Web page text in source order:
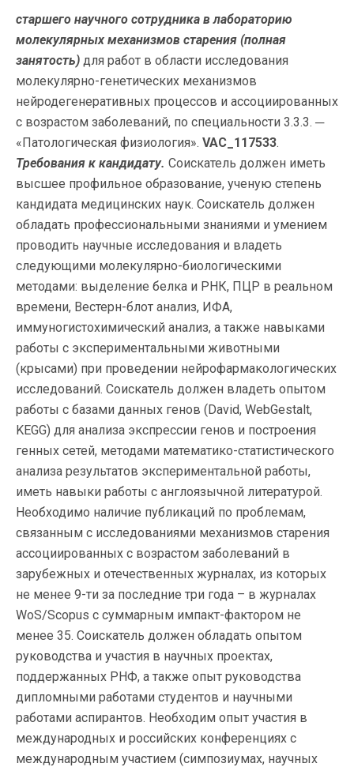
старшего научного сотрудника в лабораторию
молекулярных механизмов старения (полная
занятость) для работ в области исследования
молекулярно-генетических механизмов
нейродегенеративных процессов и ассоциированных
с возрастом заболеваний, по специальности 3.3.3. ─
«Патологическая физиология». VAC_117533.
Требования к кандидату. Соискатель должен иметь
высшее профильное образование, ученую степень
кандидата медицинских наук. Соискатель должен
обладать профессиональными знаниями и умением
проводить научные исследования и владеть
следующими молекулярно-биологическими
методами: выделение белка и РНК, ПЦР в реальном
времени, Вестерн-блот анализ, ИФА,
иммуногистохимический анализ, а также навыками
работы с экспериментальными животными
(крысами) при проведении нейрофармакологических
исследований. Соискатель должен владеть опытом
работы с базами данных генов (David, WebGestalt,
KEGG) для анализа экспрессии генов и построения
генных сетей, методами математико-статистического
анализа результатов экспериментальной работы,
иметь навыки работы с англоязычной литературой.
Необходимо наличие публикаций по проблемам,
связанным с исследованиями механизмов старения
ассоциированных с возрастом заболеваний в
зарубежных и отечественных журналах, из которых
не менее 9-ти за последние три года – в журналах
WoS/Scopus с суммарным импакт-фактором не
менее 35. Соискатель должен обладать опытом
руководства и участия в научных проектах,
поддержанных РНФ, а также опыт руководства
дипломными работами студентов и научными
работами аспирантов. Необходим опыт участия в
международных и российских конференциях с
международным участием (симпозиумах, научных